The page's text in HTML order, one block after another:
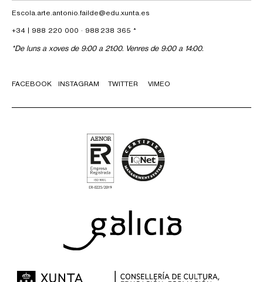
Escola.arte.antonio.failde@edu.xunta.es
+34 | 988 220 000 · 988 238 365 *
*De luns a xoves de 9:00 a 21:00. Venres de 9:00 a 14:00.
FACEBOOK INSTAGRAM TWITTER VIMEO